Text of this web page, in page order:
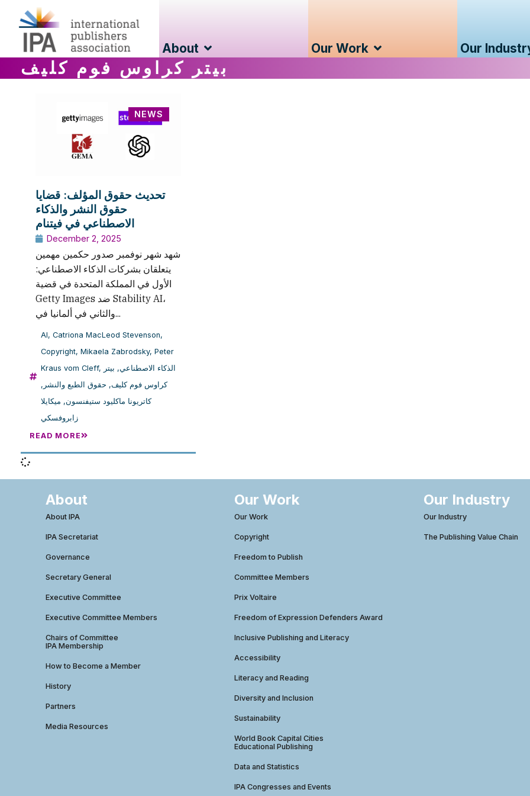
About Our Work Our
بيتر كراوس فوم كليف
NEWS
تحديث حقوق المؤلف: قضايا
حقوق النشر والذكاء
الاصطناعي في فيتنام
December 2, 2025
شهد شهر نوفمبر صدور حكمين مهمين
يتعلقان بشركات الذكاء الاصطناعي:
الأول في المملكة المتحدة في قضية
Getty Images ضد Stability AI،
والثاني في ألمانيا في...
AI, Catriona MacLeod Stevenson,
Copyright, Mikaela Zabrodsky, Peter
Kraus vom Cleff, الذكاء الاصطناعي, بيتر
كراوس فوم كليف, حقوق الطبع والنشر ,
كاتريونا ماكليود ستيفنسون, ميكايلا
زابروفسكي
READ MORE
About
About IPA
IPA Secretariat
Governance
Secretary General
Executive Committee
Executive Committee Members
Chairs of Committee
IPA Membership
How to Become a Member
History
Partners
Media Resources
Our Work
Our Work
Copyright
Freedom to Publish
Committee Members
Prix Voltaire
Freedom of Expression Defenders Award
Inclusive Publishing and Literacy
Accessibility
Literacy and Reading
Diversity and Inclusion
Sustainability
World Book Capital Cities
Educational Publishing
Data and Statistics
IPA Congresses and Events
Our Industry
Our Industry
The Publishing Value Chain